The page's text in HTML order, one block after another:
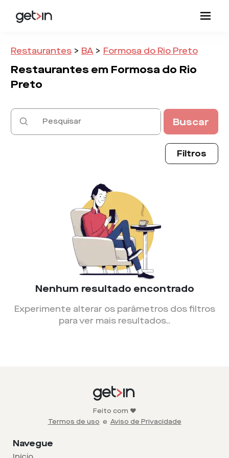
Restaurantes > BA > Formosa do Rio Preto
Restaurantes em Formosa do Rio
Preto
Buscar
Filtros
Nenhum resultado encontrado
Experimente alterar os parâmetros dos filtros
para ver mais resultados..
Feito com ❤️
Termos de uso e Aviso de Privacidade
Navegue